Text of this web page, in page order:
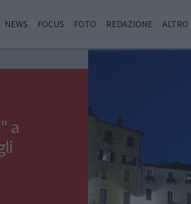
NEWS FOCUS FOTO REDAZIONE ALTRO
a